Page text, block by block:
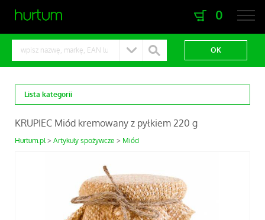
0
Lista kategorii
KRUPIEC Miód kremowany z pyłkiem 220 g
Hurtum.pl Artykuły spożywcze Miód